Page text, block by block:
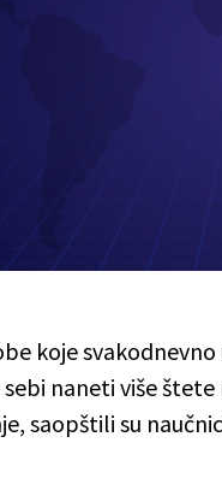
koje
naneti više
saopštili su